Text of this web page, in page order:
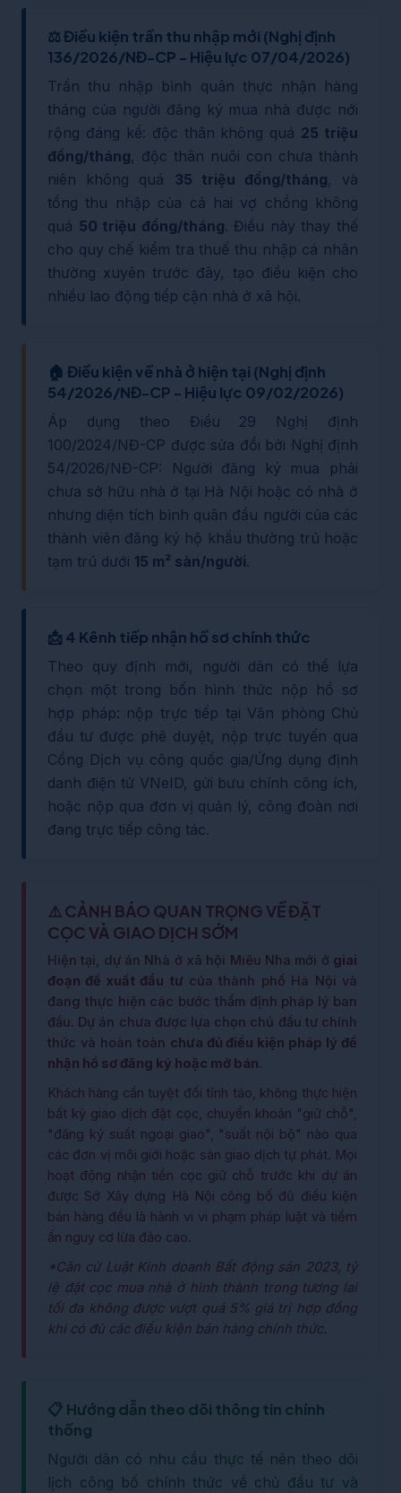
⚖️ Điều kiện trần thu nhập mới (Nghị định
136/2026/NĐ-CP - Hiệu lực 07/04/2026)
Trần thu nhập bình quân thực nhận hàng
tháng của người đăng ký mua nhà được nới
rộng đáng kể: độc thân không quá 25 triệu
đồng/tháng, độc thân nuôi con chưa thành
niên không quá 35 triệu đồng/tháng, và
tổng thu nhập của cả hai vợ chồng không
quá 50 triệu đồng/tháng. Điều này thay thế
cho quy chế kiểm tra thuế thu nhập cá nhân
thường xuyên trước đây, tạo điều kiện cho
nhiều lao động tiếp cận nhà ở xã hội.
🏠 Điều kiện về nhà ở hiện tại (Nghị định
54/2026/NĐ-CP - Hiệu lực 09/02/2026)
Áp dụng theo Điều 29 Nghị định
100/2024/NĐ-CP được sửa đổi bởi Nghị định
54/2026/NĐ-CP: Người đăng ký mua phải
chưa sở hữu nhà ở tại Hà Nội hoặc có nhà ở
nhưng diện tích bình quân đầu người của các
thành viên đăng ký hộ khẩu thường trú hoặc
tạm trú dưới 15 m² sàn/người.
📩 4 Kênh tiếp nhận hồ sơ chính thức
Theo quy định mới, người dân có thể lựa
chọn một trong bốn hình thức nộp hồ sơ
hợp pháp: nộp trực tiếp tại Văn phòng Chủ
đầu tư được phê duyệt, nộp trực tuyến qua
Cổng Dịch vụ công quốc gia/Ứng dụng định
danh điện tử VNeID, gửi bưu chính công ích,
hoặc nộp qua đơn vị quản lý, công đoàn nơi
đang trực tiếp công tác.
⚠️ CẢNH BÁO QUAN TRỌNG VỀ ĐẶT
CỌC VÀ GIAO DỊCH SỚM
Hiện tại, dự án Nhà ở xã hội Miêu Nha mới ở giai
đoạn đề xuất đầu tư của thành phố Hà Nội và
đang thực hiện các bước thẩm định pháp lý ban
đầu. Dự án chưa được lựa chọn chủ đầu tư chính
thức và hoàn toàn chưa đủ điều kiện pháp lý để
nhận hồ sơ đăng ký hoặc mở bán.
Khách hàng cần tuyệt đối tỉnh táo, không thực hiện
bất kỳ giao dịch đặt cọc, chuyển khoản "giữ chỗ",
"đăng ký suất ngoại giao", "suất nội bộ" nào qua
các đơn vị môi giới hoặc sàn giao dịch tự phát. Mọi
hoạt động nhận tiền cọc giữ chỗ trước khi dự án
được Sở Xây dựng Hà Nội công bố đủ điều kiện
bán hàng đều là hành vi vi phạm pháp luật và tiềm
ẩn nguy cơ lừa đảo cao.
*Căn cứ Luật Kinh doanh Bất động sản 2023, tỷ
lệ đặt cọc mua nhà ở hình thành trong tương lai
tối đa không được vượt quá 5% giá trị hợp đồng
khi có đủ các điều kiện bán hàng chính thức.
📋 Hướng dẫn theo dõi thông tin chính
thống
Người dân có nhu cầu thực tế nên theo dõi
lịch công bố chính thức về chủ đầu tư và